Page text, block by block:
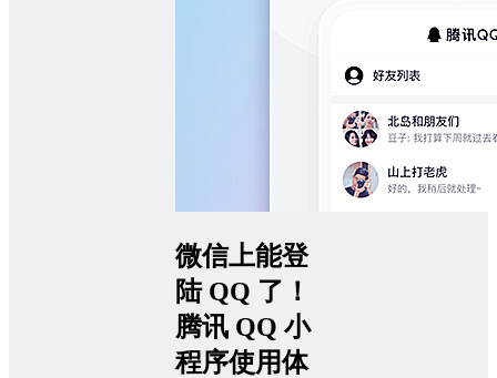
微信上能登
陆 QQ 了！
腾讯 QQ 小
程序使用体